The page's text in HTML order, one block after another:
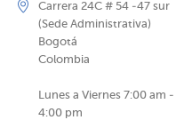
Carrera 24C # 54 -47 sur
(Sede Administrativa)
Bogotá
Colombia
Lunes a Viernes 7:00 am -
4:00 pm